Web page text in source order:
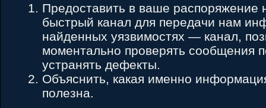
Предоставить в ваше распоряжение
быстрый канал для передачи нам
найденных уязвимостях — канал,
моментально проверять сообщения
устранять дефекты.
Объяснить, какая именно
полезна.